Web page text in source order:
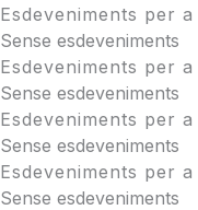
Esdeveniments per a
Sense esdeveniments
Esdeveniments per a
Sense esdeveniments
Esdeveniments per a
Sense esdeveniments
Esdeveniments per a
Sense esdeveniments